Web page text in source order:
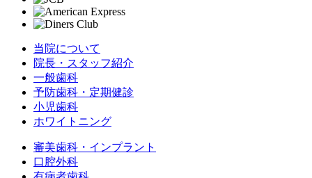
当院について
院長・スタッフ紹介
一般歯科
予防歯科・定期健診
小児歯科
ホワイトニング
審美歯科・インプラント
口腔外科